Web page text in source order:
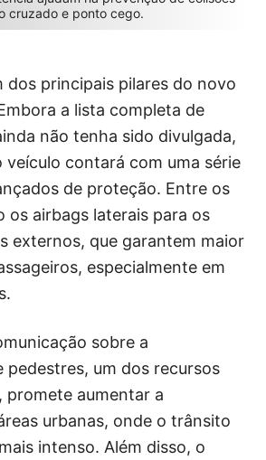
cruzado e ponto cego.
dos principais pilares do novo
a lista completa de
não tenha sido divulgada,
veículo contará com uma série
de proteção. Entre os
os airbags laterais para os
externos, que garantem maior
especialmente em
sobre a
pedestres, um dos recursos
promete aumentar a
urbanas, onde o trânsito
intenso. Além disso, o